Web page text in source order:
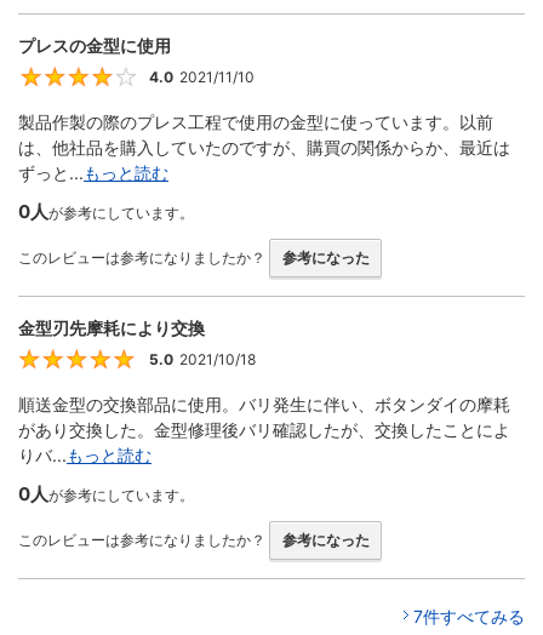
プレスの金型に使用
4.0 2021/11/10
製品作製の際のプレス工程で使用の金型に使っています。以前
は、他社品を購入していたのですが、購買の関係からか、最近は
ずっと...もっと読む
0人が参考にしています。
このレビューは参考になりましたか？ 参考になった
金型刃先摩耗により交換
5.0 2021/10/18
順送金型の交換部品に使用。バリ発生に伴い、ボタンダイの摩耗
があり交換した。金型修理後バリ確認したが、交換したことによ
りバ...もっと読む
0人が参考にしています。
このレビューは参考になりましたか？ 参考になった
7件すべてみる